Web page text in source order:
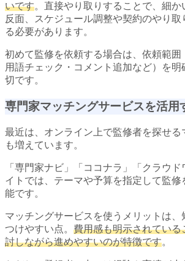
いです。直接やり取りすることで、細
反面、スケジュール調整や契約のやり取
る必要があります。
初めて監修を依頼する場合は、依頼範囲
用語チェック・コメント追加など）を明
切です。
専門家マッチングサービスを活用
最近は、オンライン上で監修者を探せる
も増えています。
「専門家ナビ」「ココナラ」「クラウ
イトでは、テーマや予算を指定して監
能です。
マッチングサービスを使うメリットは、
つけやすい点。 費用感も明示されている
討しながら進めやすいのが特徴です。